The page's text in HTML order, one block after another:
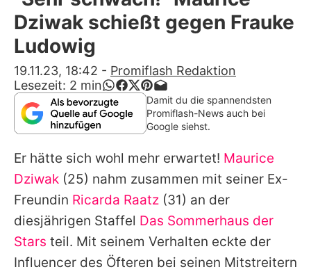
Alle Themen auf Promiflash
Jobs
App runterladen
Team
Redaktionelle Richtlinien
Impressum
Datenschutzerklärung
Nutzungsbedingungen
Utiq verwalten
Dziwak schießt gegen Frauke
Ludowig
19.11.23, 18:42 - Promiflash Redaktion
Lesezeit: 2 min
Damit du die spannendsten
Promiflash-News auch bei
Google siehst.
Er hätte sich wohl mehr erwartet! Maurice
Dziwak (25) nahm zusammen mit seiner Ex-
Freundin Ricarda Raatz (31) an der
diesjährigen Staffel Das Sommerhaus der
Stars teil. Mit seinem Verhalten eckte der
Influencer des Öfteren bei seinen Mitstreitern